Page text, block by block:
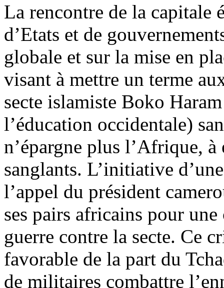
La rencontre de la capitale
d’Etats et de
globale et sur la mise en
visant à mettre un terme
secte islamiste Boko
l’éducation occidentale)
n’épargne plus l’Afrique,
sanglants. L’initiative
l’appel du président
ses pairs africains pour
guerre contre la secte. Ce
favorable de la part du
de militaires combattre